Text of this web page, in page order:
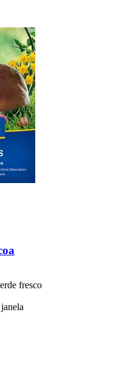
fresco